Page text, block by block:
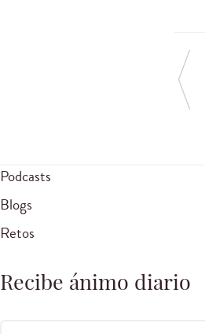
Podcasts
Blogs
Retos
Recibe ánimo diario